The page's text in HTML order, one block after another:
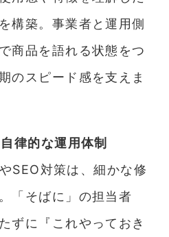
構築。事業者と運用側
商品を語れる状態をつ
のスピード感を支えま
律的な運用体制
SEO対策は、細かな修
「そばに」の担当者
ずに『これやっておき